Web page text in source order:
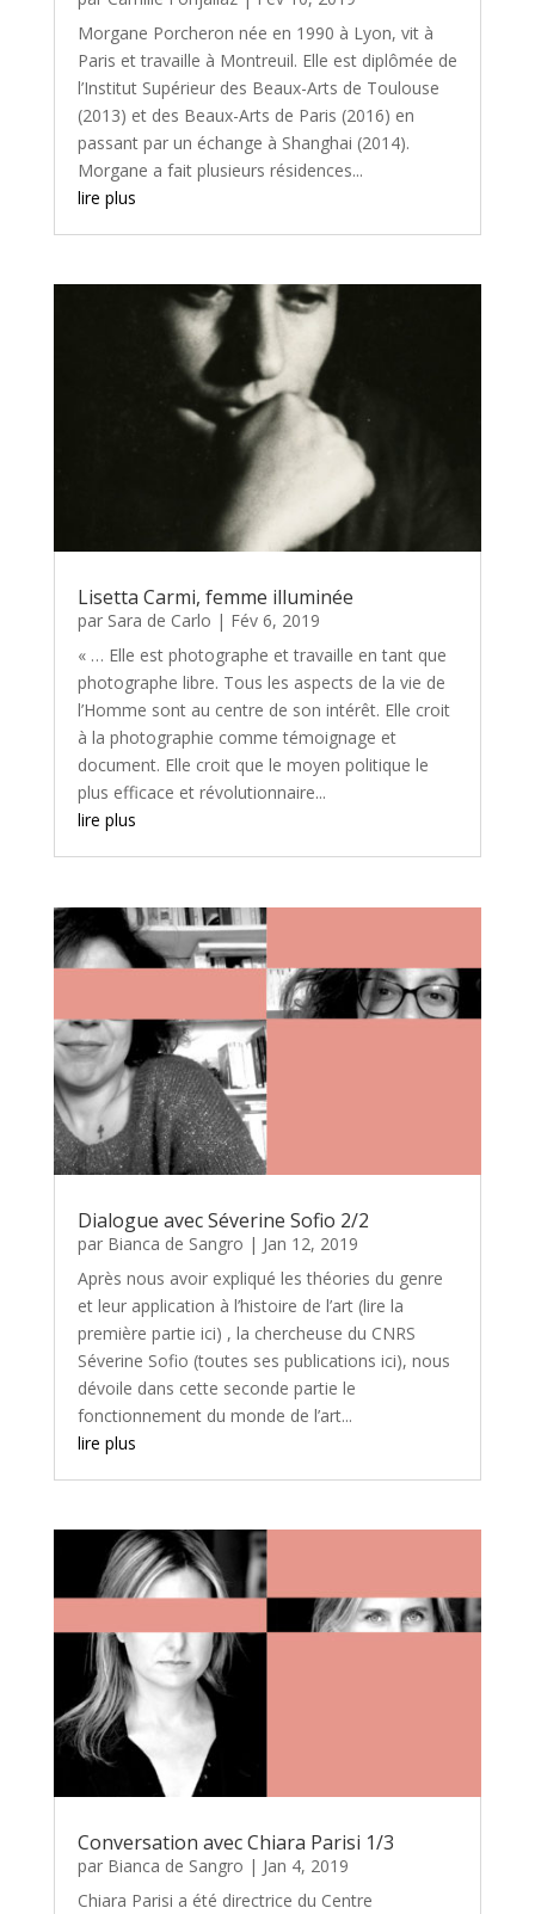
Morgane Porcheron née en 1990 à Lyon, vit à
Paris et travaille à Montreuil. Elle est diplômée de
l’Institut Supérieur des Beaux-Arts de Toulouse
(2013) et des Beaux-Arts de Paris (2016) en
passant par un échange à Shanghai (2014).
Morgane a fait plusieurs résidences...
lire plus
Lisetta Carmi, femme illuminée
par Sara de Carlo | Fév 6, 2019
« … Elle est photographe et travaille en tant que
photographe libre. Tous les aspects de la vie de
l’Homme sont au centre de son intérêt. Elle croit
à la photographie comme témoignage et
document. Elle croit que le moyen politique le
plus efficace et révolutionnaire...
lire plus
Dialogue avec Séverine Sofio 2/2
par Bianca de Sangro | Jan 12, 2019
Après nous avoir expliqué les théories du genre
et leur application à l’histoire de l’art (lire la
première partie ici) , la chercheuse du CNRS
Séverine Sofio (toutes ses publications ici), nous
dévoile dans cette seconde partie le
fonctionnement du monde de l’art...
lire plus
Conversation avec Chiara Parisi 1/3
par Bianca de Sangro | Jan 4, 2019
Chiara Parisi a été directrice du Centre